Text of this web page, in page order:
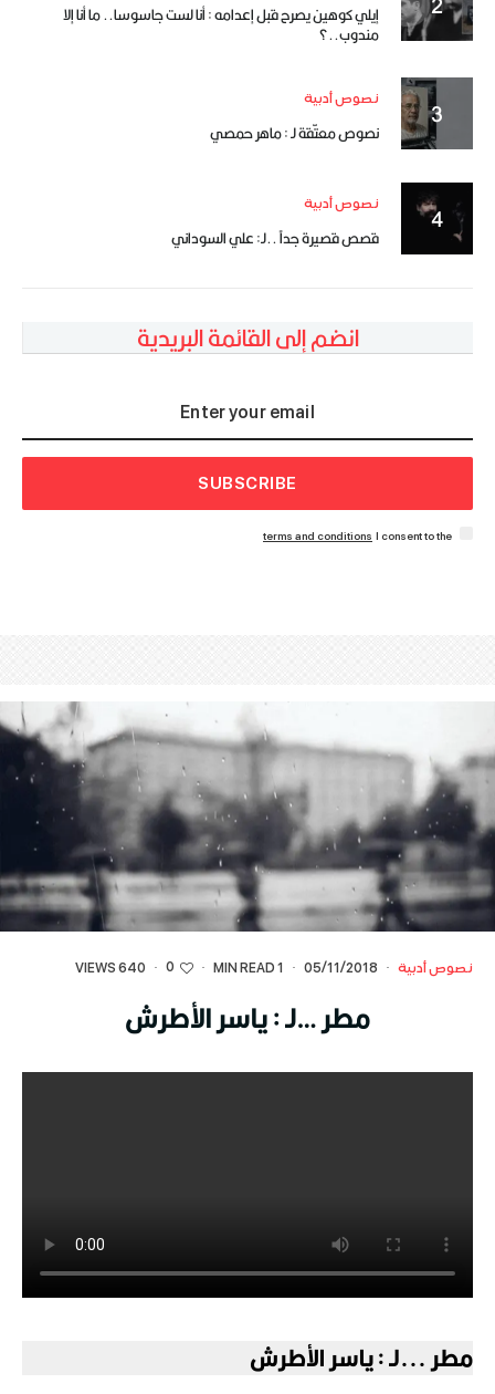
إيلي كوهين يصرح قبل إعدامه : أنا لست جاسوسا.. ما أنا إلا
مندوب..؟
نصوص أدبية
نصوص معتّقة لـ : ماهر حمصي
نصوص أدبية
قصص قصيرة جداً ..لـ: علي السوداني
انضم إلى القائمة البريدية
SUBSCRIBE
I consent to the
terms and conditions
نصوص أدبية ·
05/11/2018
·
1 MIN READ
·
0
·
640 VIEWS
مطر …لـ : ياسر الأطرش
مطر ...لـ : ياسر الأطرش